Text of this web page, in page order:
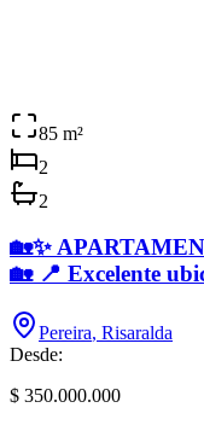
85 m²
2
2
🏡✨
🏡 📍 Excelente
Pereira, Risaralda
Desde:
$ 350.000.000